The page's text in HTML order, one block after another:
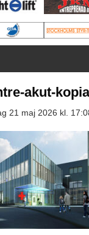
akut-kopia
21 maj 2026 kl.